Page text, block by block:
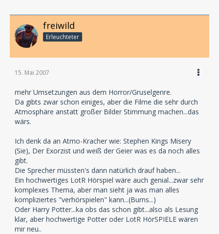
freiwild
Erleuchteter
15. Mai 2007
mehr Umsetzungen aus dem Horror/Gruselgenre.
Da gibts zwar schon einiges, aber die Filme die sehr durch
Atmosphäre anstatt großer Bilder Stimmung machen...das
wärs.
Ich denk da an Atmo-Kracher wie: Stephen Kings Misery
(Sie), Der Exorzist und weiß der Geier was es da noch alles
gibt.
Die Sprecher müssten's dann natürlich drauf haben...
Ein hochwertiges LotR Hörspiel wäre auch genial...zwar sehr
komplexes Thema, aber man sieht ja was man alles
kompliziertes "verhörspielen" kann...(Burns...)
Oder Harry Potter...ka obs das schon gibt...also als Lesung
klar, aber hochwertige Potter oder LotR HörSPIELE wären
mir neu..